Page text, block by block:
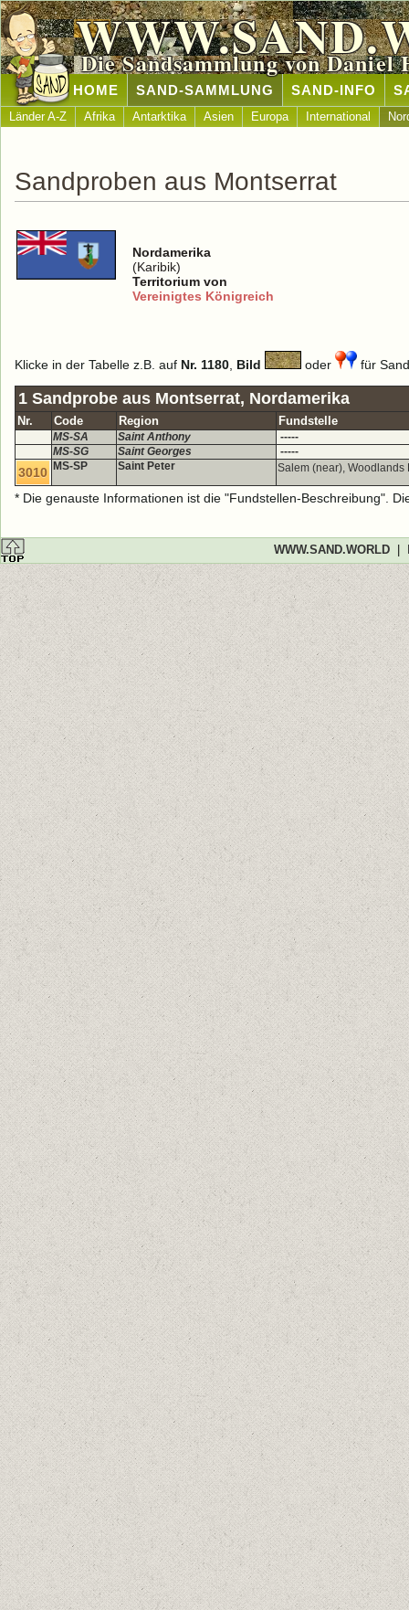
Die Sandsammlung von Daniel
HOME SAND-SAMMLUNG SAND-INFO
Länder A-Z Afrika Antarktika Asien Europa International
Sandproben aus Montserrat
Nordamerika
(Karibik)
Territorium von
Vereinigtes Königreich
Klicke in der Tabelle z.B. auf Nr. 1180 Bild oder für
1 Sandprobe aus Montserrat, Nordamerika
Nr. Code Region Fundstelle
MS-SA Saint Anthony
-----
MS-SG
Saint Georges -----
3010 MS-SP Saint Peter Salem (near), Woodlands
* Die genauste Informationen ist die "Fundstellen-Beschreibung".
WWW.SAND.WORLD|